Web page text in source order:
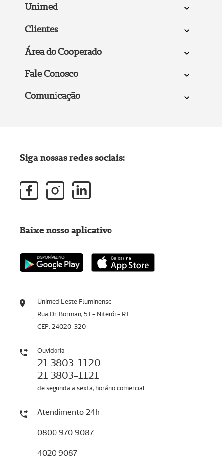
Unimed
Clientes
Área do Cooperado
Fale Conosco
Comunicação
Unimed Leste Fluminense
Rua Dr. Borman, 51 - Niterói - RJ
CEP: 24020-320
Ouvidoria
21 3803-1120
21 3803-1121
de segunda a sexta, horário comercial
Atendimento 24h
0800 970 9087
4020 9087
Siga nossas redes sociais:
Baixe nosso aplicativo